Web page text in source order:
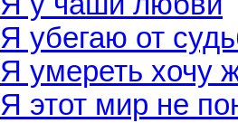
Я убегаю от
Я умереть хочу
Я этот мир не